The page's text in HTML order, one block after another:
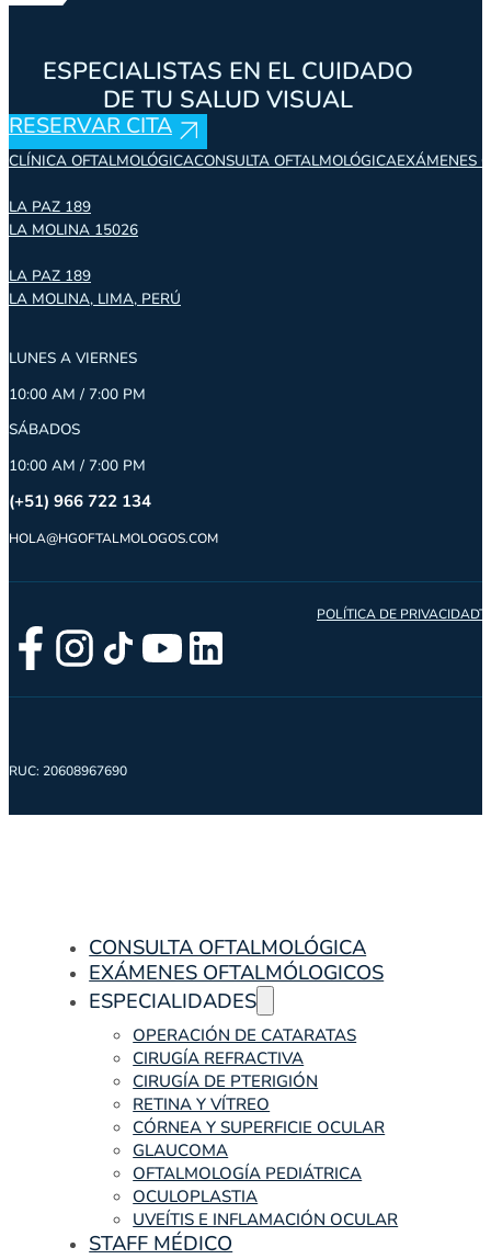
ESPECIALISTAS EN EL CUIDADO
DE TU SALUD VISUAL
RESERVAR CITA
CLÍNICA OFTALMOLÓGICACONSULTA OFTALMOLÓGICAEXÁMENES
LA PAZ 189
LA MOLINA 15026
LA PAZ 189
LA MOLINA, LIMA, PERÚ
LUNES A VIERNES
10:00 AM / 7:00 PM
SÁBADOS
10:00 AM / 7:00 PM
(+51) 966 722 134
HOLA@HGOFTALMOLOGOS.COM
POLÍTICA DE PRIVACIDAD
RUC: 20608967690
CONSULTA OFTALMOLÓGICA
EXÁMENES OFTALMÓLOGICOS
ESPECIALIDADES
OPERACIÓN DE CATARATAS
CIRUGÍA REFRACTIVA
CIRUGÍA DE PTERIGIÓN
RETINA Y VÍTREO
CÓRNEA Y SUPERFICIE OCULAR
GLAUCOMA
OFTALMOLOGÍA PEDIÁTRICA
OCULOPLASTIA
UVEÍTIS E INFLAMACIÓN OCULAR
STAFF MÉDICO